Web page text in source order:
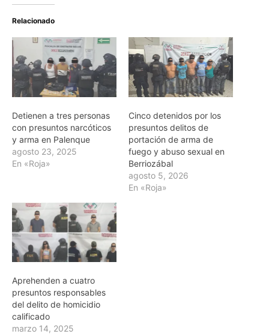
Relacionado
Detienen a tres personas
con presuntos narcóticos
y arma en Palenque
agosto 23, 2025
En «Roja»
Cinco detenidos por los
presuntos delitos de
portación de arma de
fuego y abuso sexual en
Berriozábal
agosto 5, 2026
En «Roja»
Aprehenden a cuatro
presuntos responsables
del delito de homicidio
calificado
marzo 14, 2025